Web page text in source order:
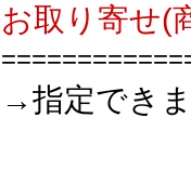
お取り寄せ(
→指定でき